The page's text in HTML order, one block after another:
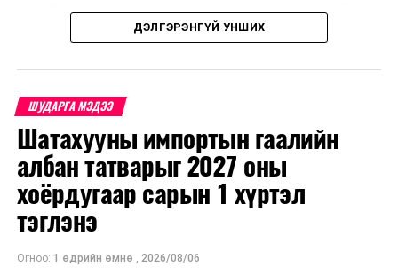
автобензин олгох зохицуулалт хэрэгжиж байгаа
бөгөөд зөөврийн саванд олгохгүй. Энэ нь аюулгүй
сэргийлж буй юм. Орон нутгийн иргэд намрын ургац
хураалт, хадлантай холбоотой ШТС-уудаар зөөврийн
саваар автобензин авч болно. Улаанбаатар хотод
автомашины тэгш, сондгой дугаараар хэрэглэгчдэд
нэг удаа 50,000 төгрөг хүртэл автобензин олгох
зохицуулалт энэ сарын 15-ны өдрийг хүртэл
үргэлжлэх бөгөөд энэ үед нөөцийг хэвийн болгох,
хэвийн горимоор ажлаа үргэлжүүлнэ гэж найдаж
нийлүүлэлтийг тогтворжуулах хүрээнд бусад эх
ДЭЛГЭРЭНГҮЙ УНШИХ
ШУДАРГА МЭДЭЭ
Шатахууны импортын гаалийн
албан татварыг 2027 оны
хоёрдугаар сарын 1 хүртэл
тэглэнэ
Огноо: 1 өдрийн өмнө , 2026/08/06